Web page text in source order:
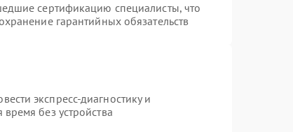
сертификацию специалисты, что
гарантийных обязательств
экспресс-диагностику и
без устройства